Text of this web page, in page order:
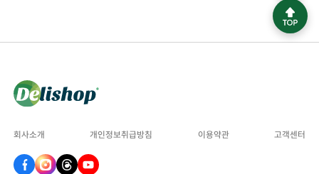
회사소개 개인정보취급방침 이용약관 고객센터